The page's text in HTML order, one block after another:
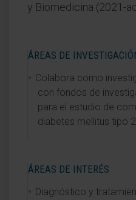
y Biomedicina (2021-
ÁREAS DE
Colabora como
con fondos de
para el estudio de
diabetes mellitus tipo
ÁREAS DE INTERÉS
Diagnóstico y